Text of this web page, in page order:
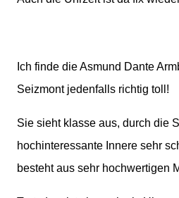
Ich finde die Asmund Dante
Seizmont jedenfalls richtig toll!
Sie sieht klasse aus, durch die
hochinteressante Innere sehr
besteht aus sehr hochwertigen